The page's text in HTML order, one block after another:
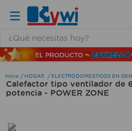
HOGAR ELECTRODOMESTICOS EN
Calefactor tipo ventilador de
potencia - POWER ZONE
TÉRMINOS MÁS BUSCADOS
1 .
lamparas
2.
ducha
4.